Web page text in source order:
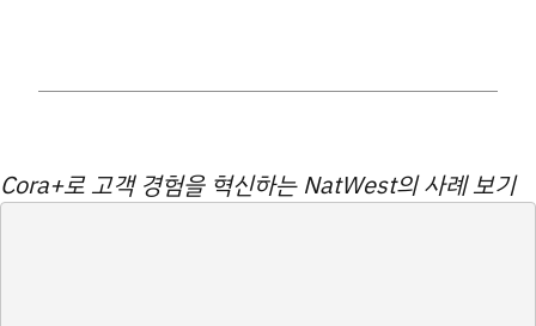
Cora+로 고객 경험을 혁신하는 NatWest의 사례 보기